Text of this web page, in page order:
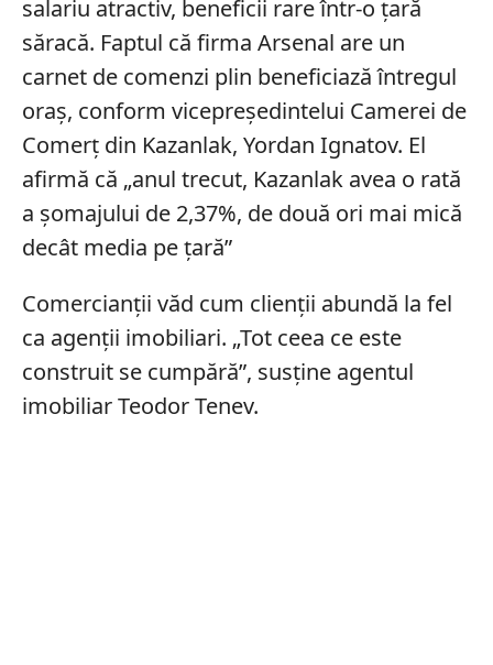
salariu atractiv, beneficii rare într-o țară
săracă. Faptul că firma Arsenal are un
carnet de comenzi plin beneficiază întregul
oraș, conform vicepreședintelui Camerei de
Comerț din Kazanlak, Yordan Ignatov. El
afirmă că „anul trecut, Kazanlak avea o rată
a şomajului de 2,37%, de două ori mai mică
decât media pe ţară”
Comercianţii văd cum clienţii abundă la fel
ca agenţii imobiliari. „Tot ceea ce este
construit se cumpără”, susţine agentul
imobiliar Teodor Tenev.